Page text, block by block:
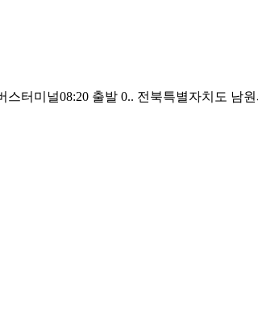
터미널08:20 출발 0.. 전북특별자치도 남